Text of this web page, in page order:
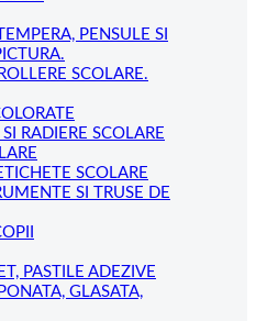
PENSULE SI
SCOLARE.
RADIERE SCOLARE
SCOLARE
SI TRUSE DE
PASTILE ADEZIVE
GLASATA,